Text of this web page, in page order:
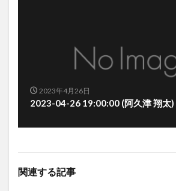
2023年4月26日
2023-04-26 19:00:00 (阿久津 翔太)
関連する記事